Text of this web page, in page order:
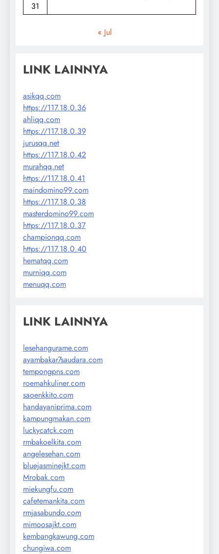
31
« Jul
LINK LAINNYA
asikqq.com
https://117.18.0.36
ahliqq.com
https://117.18.0.39
jurusqq.net
https://117.18.0.42
murahqq.net
https://117.18.0.41
maindomino99.com
https://117.18.0.38
masterdomino99.com
https://117.18.0.37
championqq.com
https://117.18.0.40
hematqq.com
murniqq.com
menuqq.com
LINK LAINNYA
lesehangurame.com
ayambakar7saudara.com
tempongpns.com
roemahkuliner.com
saoenkkito.com
handayaniprima.com
kampungmakan.com
luckycatck.com
rmbakoelkita.com
angelesehan.com
bluejasminejkt.com
Mrobak.com
miekungfu.com
cafetemankita.com
rmjasabundo.com
mimoosajkt.com
kembangkawung.com
chungiwa.com